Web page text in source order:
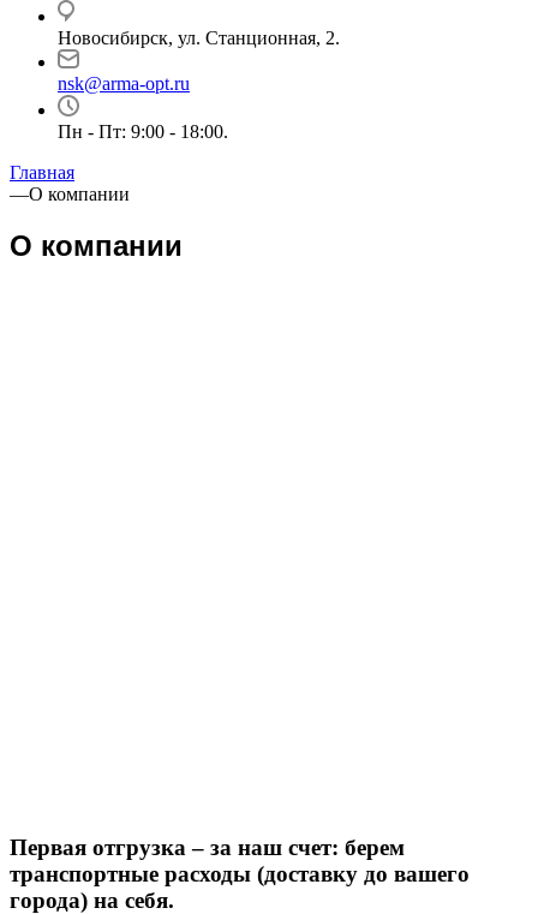
Новосибирск, ул. Станционная, 2.
nsk@arma-opt.ru
Пн - Пт: 9:00 - 18:00.
Главная
—О компании
О компании
Первая отгрузка – за наш счет: берем
транспортные расходы (доставку до вашего
города) на себя.